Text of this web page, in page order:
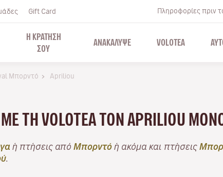
Gift Card Πληροφορίες πριν
Η ΚΡΑΤΗΣΗ
ΣΟΥ
ΑΝΑΚΑΛΥΨΕ VOLOTEA
Μπορντό Apriliou
ΤΗ VOLOTEA ΤΟΝ APRILIOU
ή πτήσεις από Μπορντό ή ακόμα και πτήσεις